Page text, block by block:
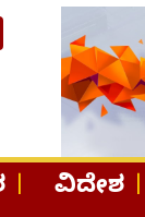
ವಿದೇಶ